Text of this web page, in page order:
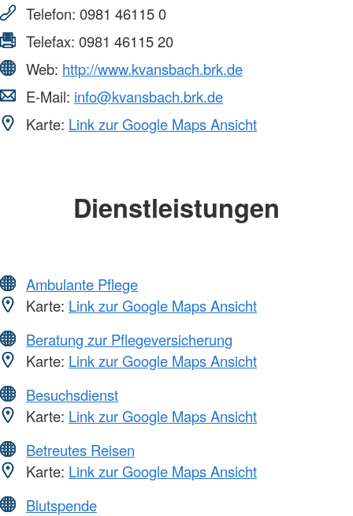
Telefon: 0981 46115 0
Telefax: 0981 46115 20
Web: http://www.kvansbach.brk.de
E-Mail: info@kvansbach.brk.de
Karte: Link zur Google Maps Ansicht
Dienstleistungen
Ambulante Pflege
Karte: Link zur Google Maps Ansicht
Beratung zur Pflegeversicherung
Karte: Link zur Google Maps Ansicht
Besuchsdienst
Karte: Link zur Google Maps Ansicht
Betreutes Reisen
Karte: Link zur Google Maps Ansicht
Blutspende